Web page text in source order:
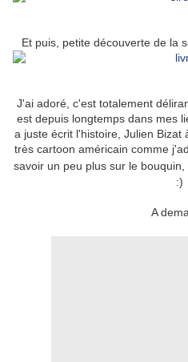
Et puis, petite découverte de la
J'ai adoré, c'est totalement
est depuis longtemps dans mes
a juste écrit l'histoire, Julien Bizat
très cartoon américain comme
savoir un peu plus sur le
:)
A